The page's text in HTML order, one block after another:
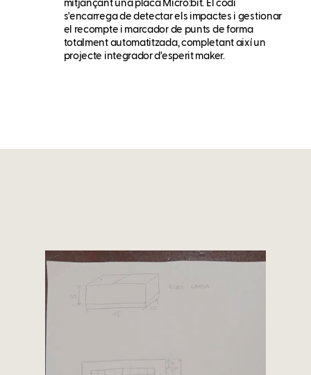
mitjançant una placa Micro:bit. El codi
s'encarrega de detectar els impactes i gestionar
el recompte i marcador de punts de forma
totalment automatitzada, completant així un
projecte integrador d'esperit maker.